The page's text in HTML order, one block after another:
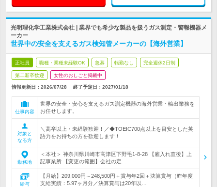
光明理化学工業株式会社 | 業界でも希少な製品を扱うガス測定・警報機器メ
ーカー
世界中の安全を支えるガス検知管メーカーの【海外営業】
正社員 職種・業種未経験OK 急募 転勤なし 完全週休2日制
第二新卒歓迎 女性のおしごと掲載中
情報更新日：2026/07/28 終了予定日： 2027/01/18
仕事内容
世界の安全・安心を支えるガス測定機器の海外営業・輸出業務を
お任せします。
対象と
なる方
＼高卒以上・未経験歓迎！／◆TOEIC700点以上を目安とした英
語力をお持ちの方を歓迎します！
勤務地
＜本社＞ 神奈川県川崎市高津区下野毛1-8-28 【雇入れ直後】上
記事業所 【変更の範囲】会社の定…
給与
【月給】209,000円～248,500円＋賞与年2回＋決算賞与（昨年度
支給実績：5.97ヶ月分／決算賞与は20年以…